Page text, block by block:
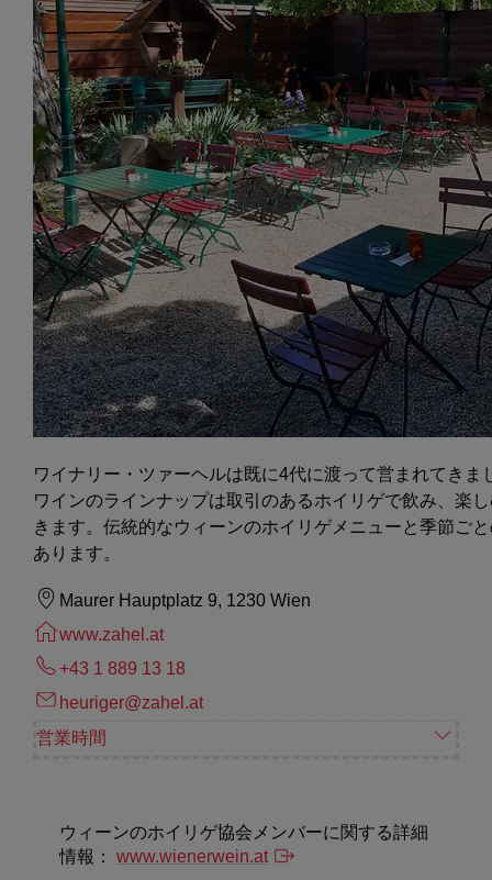
ワイナリー・ツァーヘルは既に4代に渡って営まれてきま
ワインのラインナップは取引のあるホイリゲで飲み、楽
きます。伝統的なウィーンのホイリゲメニューと季節ご
あります。
Maurer Hauptplatz 9, 1230 Wien
www.zahel.at
+43 1 889 13 18
heuriger@zahel.at
営業時間
ウィーンのホイリゲ協会メンバーに関する詳細
情報： www.wienerwein.at